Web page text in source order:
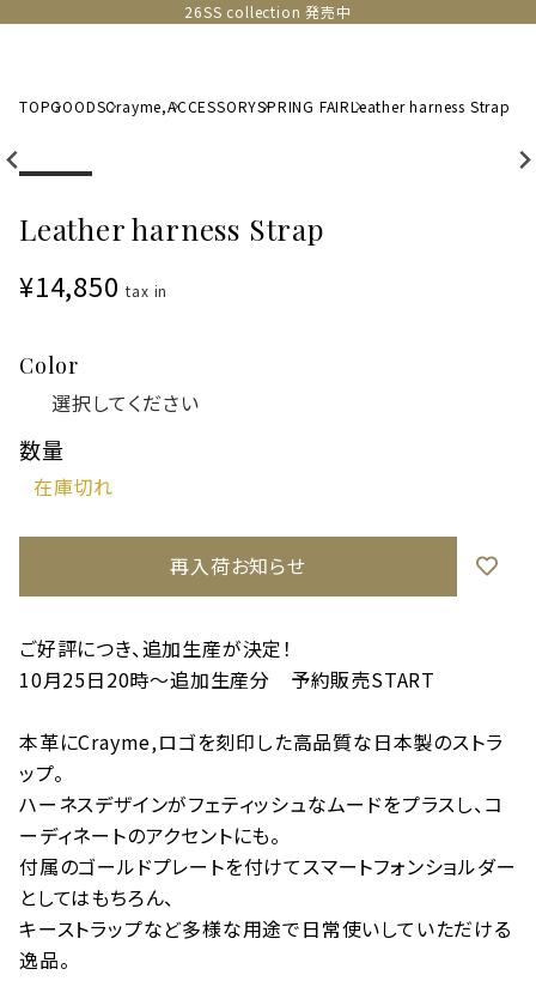
26SS collection 発売中
TOPGOODSCrayme,ACCESSORYSPRING FAIRLeather harness Strap
Leather harness Strap
¥14,850tax in
Color
数量
再入荷お知らせ
ご好評につき、追加生産が決定！
10月25日20時～追加生産分 予約販売START
本革にCrayme,ロゴを刻印した高品質な日本製のストラ
ップ。
ハーネスデザインがフェティッシュなムードをプラスし、コ
ーディネートのアクセントにも。
付属のゴールドプレートを付けてスマートフォンショルダー
としてはもちろん、
キーストラップなど多様な用途で日常使いしていただける
逸品。